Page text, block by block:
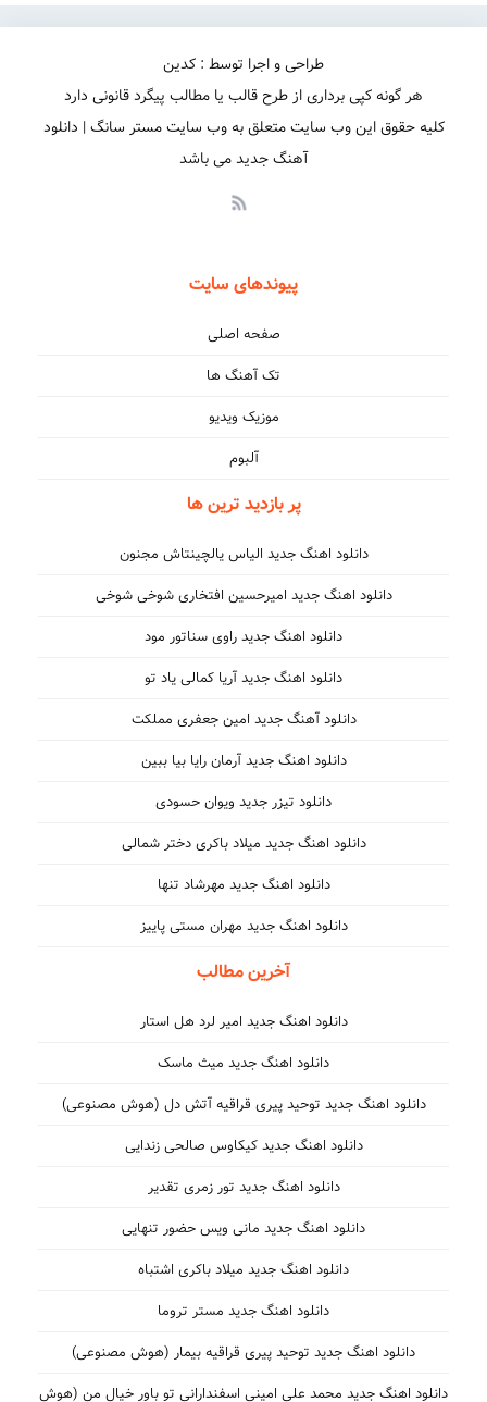
طراحی و اجرا توسط : کدین
هر گونه کپی برداری از طرح قالب یا مطالب پیگرد قانونی دارد
کلیه حقوق این وب سایت متعلق به وب سایت مستر سانگ | دانلود
آهنگ جدید می باشد
پیوندهای سایت
صفحه اصلی
تک آهنگ ها
موزیک ویدیو
آلبوم
پر بازدید ترین ها
دانلود اهنگ جدید الیاس یالچینتاش مجنون
دانلود اهنگ جدید امیرحسین افتخاری شوخی شوخی
دانلود اهنگ جدید راوی سناتور مود
دانلود اهنگ جدید آریا کمالی یاد تو
دانلود آهنگ جدید امین جعفری مملکت
دانلود اهنگ جدید آرمان رایا بیا ببین
دانلود تیزر جدید ویوان حسودی
دانلود اهنگ جدید میلاد باکری دختر شمالی
دانلود اهنگ جدید مهرشاد تنها
دانلود اهنگ جدید مهران مستی پاییز
آخرین مطالب
دانلود اهنگ جدید امیر لرد هل استار
دانلود اهنگ جدید میث ماسک
دانلود اهنگ جدید توحید پیری قراقیه آتش دل (هوش مصنوعی)
دانلود اهنگ جدید کیکاوس صالحی زندایی
دانلود اهنگ جدید تور زمری تقدیر
دانلود اهنگ جدید مانی ویس حضور تنهایی
دانلود اهنگ جدید میلاد باکری اشتباه
دانلود اهنگ جدید مستر تروما
دانلود اهنگ جدید توحید پیری قراقیه بیمار (هوش مصنوعی)
دانلود اهنگ جدید محمد علی امینی اسفندارانی تو باور خیال من (هوش